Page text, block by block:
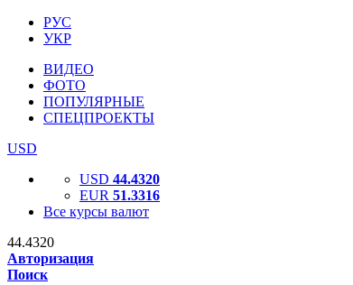
РУС
УКР
ВИДЕО
ФОТО
ПОПУЛЯРНЫЕ
СПЕЦПРОЕКТЫ
USD
USD 44.4320
EUR 51.3316
Все курсы валют
44.4320
Авторизация
Поиск